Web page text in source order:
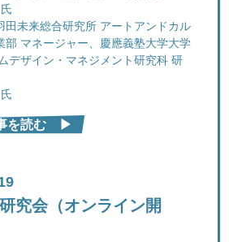
田未来総合研究所 アートアンドカル
部 マネージャー、慶應義塾大学大学
デザイン・マネジメント研究科 研
を読む ▶︎
究会（オンライン開